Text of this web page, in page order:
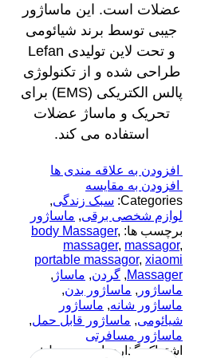
عضلات است. این ماساژور
جیبی توسط برند شیائومی
و تحت لاین تولیدی Lefan
طراحی شده و از تکنولوژی
پالس الکتریکی (EMS) برای
تحریک و ماساژ عضلات
استفاده می ‌کند.
افزودن به علاقه مندی ها
افزودن به مقایسه
Categories: سبک زندگی,
لوازم شخصی برقی, ماساژور
برچسب ها: body Massager,
massager, massagor,
portable massagor, xiaomi
Massager
, گردن, ماساژ ,
ماساژور , ماساژور بدن,
ماساژور شانه, ماساژور
شیائومی, ماساژور قابل حمل,
ماساژور مسافرتی
اشتراک گذاری این محصول: